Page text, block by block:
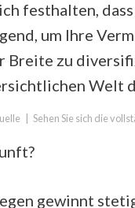
festhalten,
um Ihre
Breite zu
Welt
Sehen Sie sich die
gewinnt